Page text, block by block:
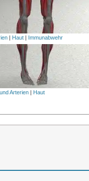
| Haut| Immunabwehr
Arterien Haut